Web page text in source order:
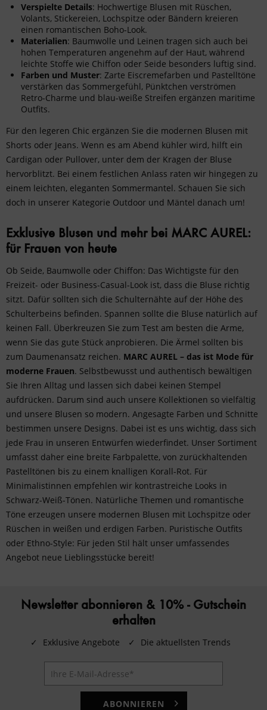
Verspielte Details: Hochwertige Blusen mit Rüschen,
Volants, Stickereien, Lochspitze oder Bändern kreieren
einen romantischen Boho-Look.
Materialien: Baumwolle und Leinen tragen sich auch bei
hohen Temperaturen angenehm auf der Haut, während
leichte Stoffe wie Chiffon oder Seide besonders luftig sind.
Farben und Muster: Zarte Eiscremefarben und Pastelltöne
verstärken das Sommergefühl, Pünktchen verströmen
Retro-Charme und blau-weiße Streifen ergänzen maritime
Outfits.
Für den legeren Chic ergänzen Sie die modernen Blusen mit
Shorts oder Jeans. Wenn es am Abend kühler wird, hilft ein
Cardigan oder Pullover, unter dem der Kragen der Bluse
hervorblitzt. Bei einem festlichen Anlass raten wir hingegen zu
einem leichten, eleganten Sommermantel. Schauen Sie sich
doch in unserer Kategorie Outdoor und Mäntel danach um!
Exklusive Blusen und mehr bei MARC AUREL:
für Frauen von heute
Ob Seide, Baumwolle oder Chiffon: Das Wichtigste für den
Freizeit- oder Business-Casual-Look ist, dass die Bluse richtig
sitzt. Dafür sollten sich die Schulternähte auf der Höhe des
Schulterbeins befinden. Spannen sollte die Bluse natürlich auf
keinen Fall. Überkreuzen Sie zum Test am besten die Arme,
wenn Sie das gute Stück anprobieren. Die Ärmel sollten bis
zum Daumenansatz reichen. MARC AUREL – das ist Mode für
moderne Frauen. Selbstbewusst und authentisch bewältigen
Sie Ihren Alltag und lassen sich dabei keinen Stempel
aufdrücken. Darum sind auch unsere Kollektionen so vielfältig
und unsere Blusen so modern. Angesagte Farben und Schnitte
bestimmen unsere Designs. Dabei ist es uns wichtig, dass sich
jede Frau in unseren Entwürfen wiederfindet. Unser Sortiment
umfasst daher eine breite Farbpalette, von zurückhaltenden
Pastelltönen bis zu einem knalligen Korall-Rot. Für
Minimalistinnen empfehlen wir kontrastreiche Looks in
Schwarz-Weiß-Tönen. Natürliche Themen und romantische
Töne erzeugen unsere modernen Blusen mit Lochspitze oder
Rüschen in weißen und erdigen Farben. Puristische Outfits
oder Ethno-Style: Für jeden Stil hält unser umfassendes
Angebot neue Lieblingsstücke bereit!
Newsletter abonnieren & 10% - Gutschein
erhalten
✓ Exklusive Angebote ✓ Die aktuellsten Trends
ABONNIEREN